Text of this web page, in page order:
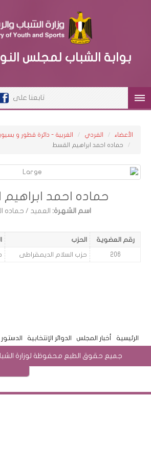
بوابة الشباب لمجلس
تابعنا على
الأعضاء الفردي
الغربية - دائرة قطور و
حماده احمد ابراهيم القسط
حماده احمد
اسم الشهرة: العميد / حماده
رقم العضوية الحزب
206 حزب السلام الديمقراطى
الرئيسية أخبار المجلس الدوائر الإنتخابية
جميع حقوق الطبع محفوظة لوزارة الشباب